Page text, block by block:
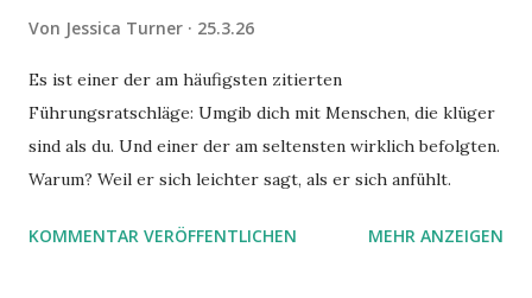
Von Jessica Turner 25.3.26
Es ist einer der am häufigsten zitierten
Führungsratschläge: Umgib dich mit Menschen, die klüger
sind als du. Und einer der am seltensten wirklich befolgten.
Warum? Weil er sich leichter sagt, als er sich anfühlt.
KOMMENTAR VERÖFFENTLICHEN MEHR ANZEIGEN